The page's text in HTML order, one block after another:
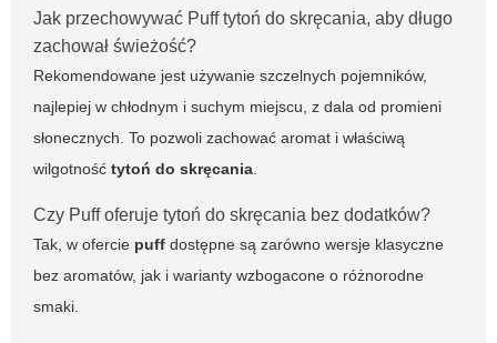
Jak przechowywać Puff tytoń do skręcania, aby długo
zachował świeżość?
Rekomendowane jest używanie szczelnych pojemników,
najlepiej w chłodnym i suchym miejscu, z dala od promieni
słonecznych. To pozwoli zachować aromat i właściwą
wilgotność tytoń do skręcania
Czy Puff oferuje tytoń do skręcania bez dodatków?
Tak, w ofercie puff dostępne są zarówno wersje klasyczne
bez aromatów, jak i warianty wzbogacone o różnorodne
smaki.